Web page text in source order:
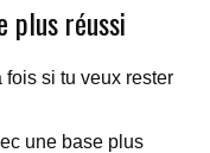
plus réussi
si tu veux rester
une base plus